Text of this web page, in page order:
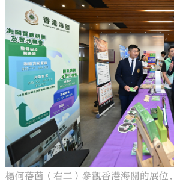
楊何蓓茵（右二）參觀香港海關的展位